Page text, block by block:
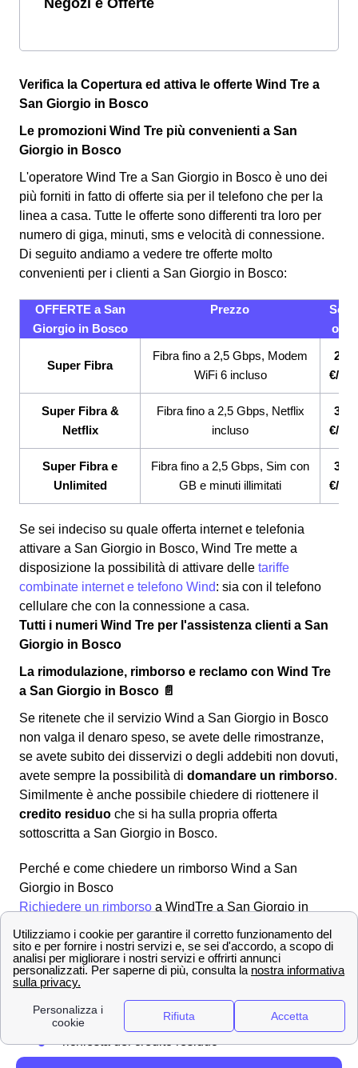
Verifica la Copertura ed attiva le offerte Wind Tre a
San Giorgio in Bosco
Le promozioni Wind Tre più convenienti a San
Giorgio in Bosco
L'operatore Wind Tre a San Giorgio in Bosco è uno dei
più forniti in fatto di offerte sia per il telefono che per la
linea a casa. Tutte le offerte sono differenti tra loro per
numero di giga, minuti, sms e velocità di connessione.
Di seguito andiamo a vedere tre offerte molto
convenienti per i clienti a San Giorgio in Bosco:
OFFERTE a San
Giorgio in Bosco
Prezzo
Super Fibra
Fibra fino a 2,5 Gbps, Modem
WiFi 6 incluso
€/
Super Fibra &
Netflix
Fibra fino a 2,5 Gbps, Netflix
incluso
€/
Super Fibra e
Unlimited
Fibra fino a 2,5 Gbps, Sim con
GB e minuti illimitati
€/
Se sei indeciso su quale offerta internet e telefonia
attivare a San Giorgio in Bosco, Wind Tre mette a
disposizione la possibilità di attivare delle tariffe
combinate internet e telefono Wind: sia con il telefono
cellulare che con la connessione a casa.
Tutti i numeri Wind Tre per l'assistenza clienti a San
Giorgio in Bosco
La rimodulazione, rimborso e reclamo con Wind Tre
a San Giorgio in Bosco 📄
Se ritenete che il servizio Wind a San Giorgio in Bosco
non valga il denaro speso, se avete delle rimostranze,
se avete subito dei disservizi o degli addebiti non dovuti,
avete sempre la possibilità di domandare un rimborso.
Similmente è anche possibile chiedere di riottenere il
credito residuo che si ha sulla propria offerta
sottoscritta a San Giorgio in Bosco.
Perché e come chiedere un rimborso Wind a San
Giorgio in Bosco
Richiedere un rimborso a WindTre a San Giorgio in
può essere svolta per molteplici ragioni, ad esempio:
fatturazioni errate
addebito ogni 28 giorni
problemi con la business SIM windtre a San
Giorgio in Bosco
richiesta del credito residuo